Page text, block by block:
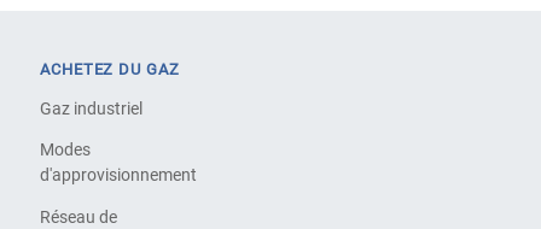
ACHETEZ DU GAZ
Gaz industriel
Modes
d'approvisionnement
Réseau de